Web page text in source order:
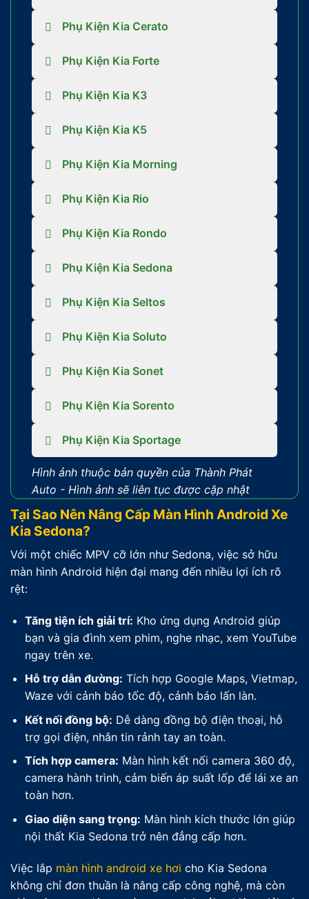
Phụ Kiện Kia Cerato
Phụ Kiện Kia Forte
Phụ Kiện Kia K3
Phụ Kiện Kia K5
Phụ Kiện Kia Morning
Phụ Kiện Kia Rio
Phụ Kiện Kia Rondo
Phụ Kiện Kia Sedona
Phụ Kiện Kia Seltos
Phụ Kiện Kia Soluto
Phụ Kiện Kia Sonet
Phụ Kiện Kia Sorento
Phụ Kiện Kia Sportage
Hình ảnh thuộc bản quyền của Thành Phát
Auto - Hình ảnh sẽ liên tục được cập nhật
Tại Sao Nên Nâng Cấp Màn Hình Android Xe
Kia Sedona?
Với một chiếc MPV cỡ lớn như Sedona, việc sở hữu
màn hình Android hiện đại mang đến nhiều lợi ích rõ
rệt:
Tăng tiện ích giải trí: Kho ứng dụng Android giúp
bạn và gia đình xem phim, nghe nhạc, xem YouTube
ngay trên xe.
Hỗ trợ dẫn đường: Tích hợp Google Maps, Vietmap,
Waze với cảnh báo tốc độ, cảnh báo lấn làn.
Kết nối đồng bộ: Dễ dàng đồng bộ điện thoại, hỗ
trợ gọi điện, nhắn tin rảnh tay an toàn.
Tích hợp camera: Màn hình kết nối camera 360 độ,
camera hành trình, cảm biến áp suất lốp để lái xe an
toàn hơn.
Giao diện sang trọng: Màn hình kích thước lớn giúp
nội thất Kia Sedona trở nên đẳng cấp hơn.
Việc lắp màn hình android xe hơi cho Kia Sedona
không chỉ đơn thuần là nâng cấp công nghệ, mà còn